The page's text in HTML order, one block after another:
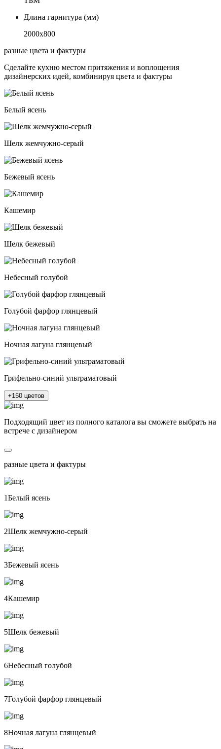
Длина гарнитура (мм)
2000х800
разные цвета и фактуры
Сделайте кухню местом притяжения и воплощения
дизайнерских идей, комбинируя цвета и фактуры
Белый ясень
Шелк жемчужно-серый
Бежевый ясень
Кашемир
Шелк бежевый
Небесный голубой
Голубой фарфор глянцевый
Ночная лагуна глянцевый
Грифельно-синий ультраматовый
+150 цветов
Подходящий цвет из полного каталога вы сможете выбрать на
встрече с дизайнером
разные цвета и фактуры
1Белый ясень
2Шелк жемчужно-серый
3Бежевый ясень
4Кашемир
5Шелк бежевый
6Небесный голубой
7Голубой фарфор глянцевый
8Ночная лагуна глянцевый